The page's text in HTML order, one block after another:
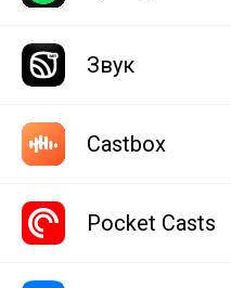
Звук
Castbox
Pocket Casts